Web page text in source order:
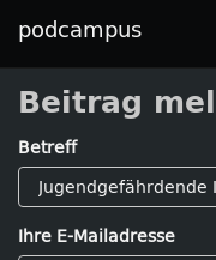
podcampus
Beitrag
Betreff
Ihre E-Mailadresse